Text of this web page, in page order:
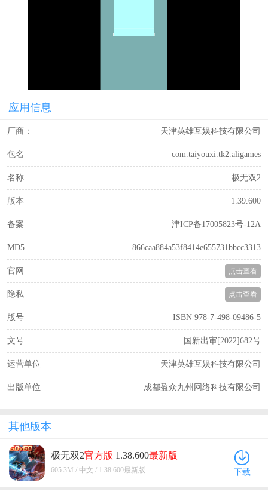
应用信息
厂商： 天津英雄互娱科技有限公司
包名 com.taiyouxi.tk2.aligames
名称 极无双2
版本 1.39.600
备案 津ICP备17005823号-12A
MD5 866caa884a53f8414e655731bbcc3313
官网 点击查看
隐私 点击查看
版号 ISBN 978-7-498-09486-5
文号 国新出审[2022]682号
运营单位 天津英雄互娱科技有限公司
出版单位 成都盈众九州网络科技有限公司
其他版本
极无双2官方版 1.38.600最新版
605.3M / 中文 / 1.38.600最新版 下载